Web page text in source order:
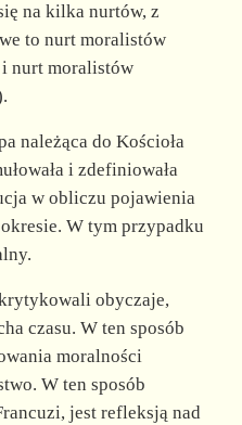
na kilka nurtów, z
to nurt moralistów
nurt moralistów
należąca do Kościoła
i zdefiniowała
w obliczu pojawienia
W tym przypadku
obyczaje,
czasu. W ten sposób
moralności
W ten sposób
jest refleksją nad